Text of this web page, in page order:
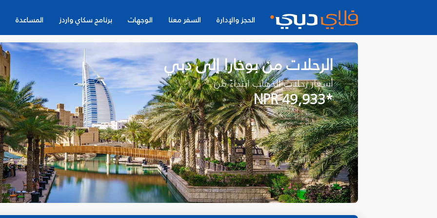
الحجز والإدارة السفر معنا الوجهات برنامج سكاي واردز المساعدة
الرحلات من بوخارا إلى دبي
أسعار رحلات الذهاب ابتداءً من
*NPR 49,933